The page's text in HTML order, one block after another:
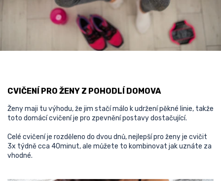
CVIČENÍ PRO ŽENY Z POHODLÍ DOMOVA
Ženy maji tu výhodu, že jim stačí málo k udržení pěkné linie, takže
toto domácí cvičení je pro zpevnění postavy dostačující.
Celé cvičení je rozděleno do dvou dnů, nejlepší pro ženy je cvičit
3x týdně cca 40minut, ale můžete to kombinovat jak uznáte za
vhodné.